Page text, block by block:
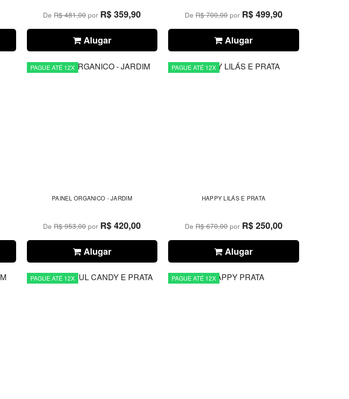
DeR$ 481,00por R$ 359,90
Alugar
De R$ 700,00por R$ 499,90
Alugar
PAGUE ATÉ 12X
PAINEL ORGANICO - JARDIM
DeR$ 953,00por R$ 420,00
Alugar
PAGUE ATÉ 12X
HAPPY LILÁS E PRATA
De R$ 670,00por R$ 250,00
Alugar
PAGUE ATÉ 12X PAGUE ATÉ 12X